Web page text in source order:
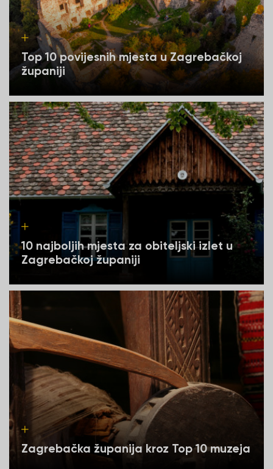
Top 10 povijesnih mjesta u Zagrebačkoj
županiji
10 najboljih mjesta za obiteljski izlet u
Zagrebačkoj županiji
Zagrebačka županija kroz Top 10 muzeja